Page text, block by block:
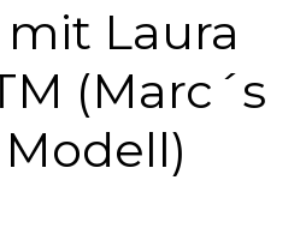
Laura
(Marc´s